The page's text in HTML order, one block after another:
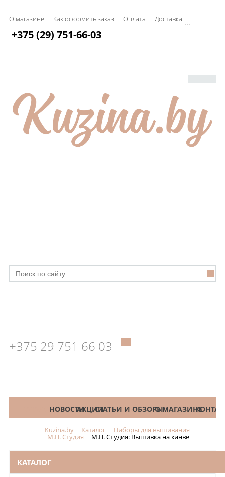
О магазине Как оформить заказ Оплата Доставка ...
+375 (29) 751-66-03
+375 29 751 66 03
КАТАЛОГНОВОСТИАКЦИИСТАТЬИ И ОБЗОРЫО МАГАЗИНЕ
Kuzina.by Каталог Наборы для вышивания
М.П. Студия М.П. Студия: Вышивка на канве
КАТАЛОГ